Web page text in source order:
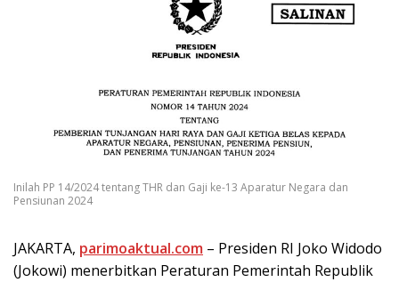
Inilah PP 14/2024 tentang THR dan Gaji ke-13 Aparatur Negara dan
Pensiunan 2024
JAKARTA, parimoaktual.com – Presiden RI Joko Widodo
(Jokowi) menerbitkan Peraturan Pemerintah Republik